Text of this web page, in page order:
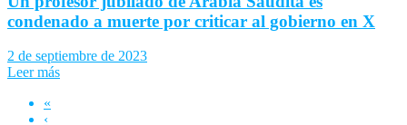
condenado a muerte por criticar al gobierno en X
2 de septiembre de 2023
Leer más
«
‹